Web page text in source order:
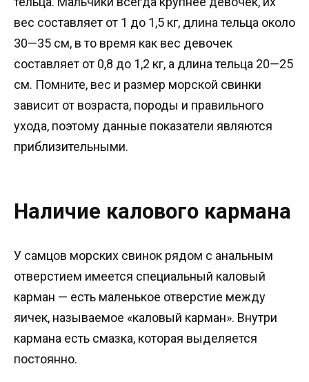
вес составляет от 1 до 1,5 кг, длина тельца около
30—35 см, в то время как вес девочек
составляет от 0,8 до 1,2 кг, а длина тельца 20—25
см. Помните, вес и размер морской свинки
зависит от возраста, породы и правильного
ухода, поэтому данные показатели являются
приблизительными.
Наличие калового кармана
У самцов морских свинок рядом с анальным
отверстием имеется специальный каловый
карман — есть маленькое отверстие между
яичек, называемое «каловый карман». Внутри
кармана есть смазка, которая выделяется
постоянно.